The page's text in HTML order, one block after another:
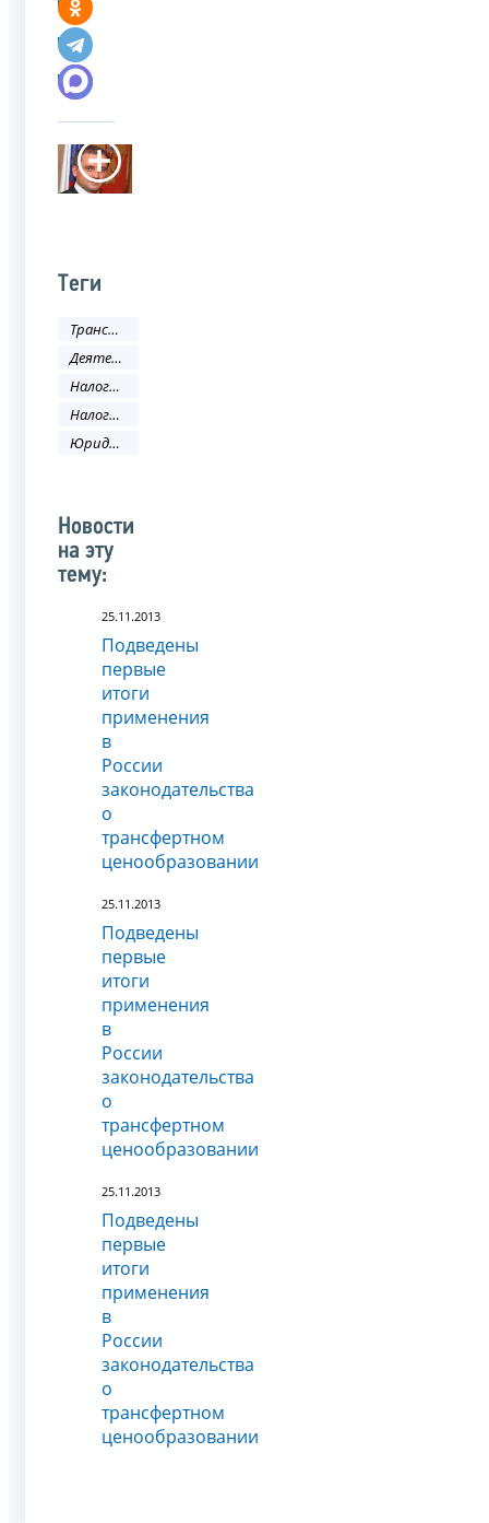
Теги
Трансфертное ценообразование
Деятельность ФНС
Налоговое законодательство
Налоговый кодекс
Юридическое лицо
Новости
на эту
тему:
25.11.2013
Подведены
первые
итоги
применения
в
России
законодательства
о
трансфертном
ценообразовании
25.11.2013
Подведены
первые
итоги
применения
в
России
законодательства
о
трансфертном
ценообразовании
25.11.2013
Подведены
первые
итоги
применения
в
России
законодательства
о
трансфертном
ценообразовании